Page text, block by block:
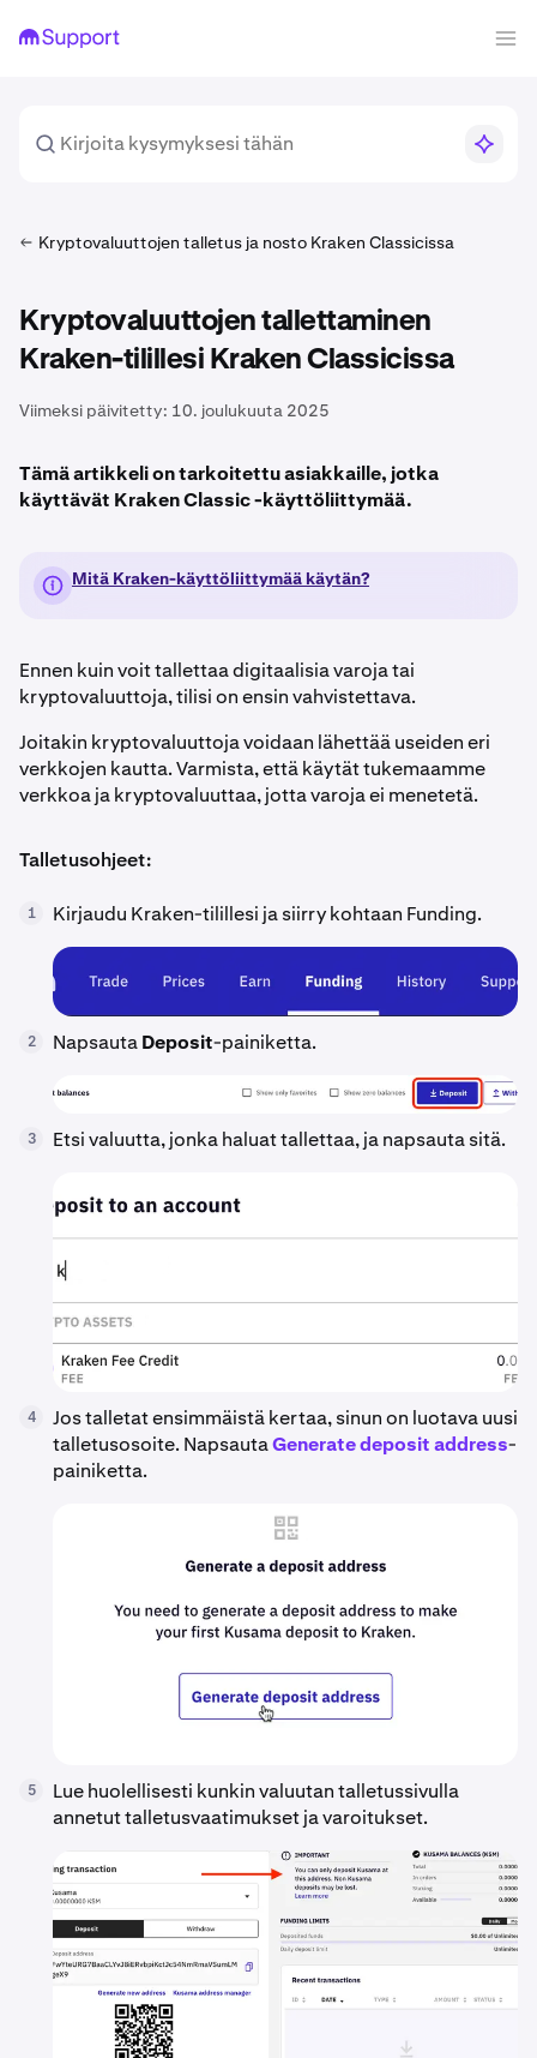
Kryptovaluuttojen talletus ja nosto Kraken Classicissa
Kryptovaluuttojen tallettaminen
Kraken-tilillesi Kraken Classicissa
Viimeksi päivitetty: 10. joulukuuta 2025
Tämä artikkeli on tarkoitettu asiakkaille, jotka
käyttävät Kraken Classic -käyttöliittymää.
Mitä Kraken-käyttöliittymää käytän?
Ennen kuin voit tallettaa digitaalisia varoja tai
kryptovaluuttoja, tilisi on ensin vahvistettava.
Joitakin kryptovaluuttoja voidaan lähettää useiden eri
verkkojen kautta. Varmista, että käytät tukemaamme
verkkoa ja kryptovaluuttaa, jotta varoja ei menetetä.
Talletusohjeet:
1 Kirjaudu Kraken-tilillesi ja siirry kohtaan Funding.
2 NapsautaDeposit-painiketta.
3 Etsi valuutta, jonka haluat tallettaa, ja napsauta sitä.
4
Jos talletat ensimmäistä kertaa, sinun on luotava uusi
talletusosoite. NapsautaGenerate deposit address-
painiketta.
5
Lue huolellisesti kunkin valuutan talletussivulla
annetut talletusvaatimukset ja varoitukset.